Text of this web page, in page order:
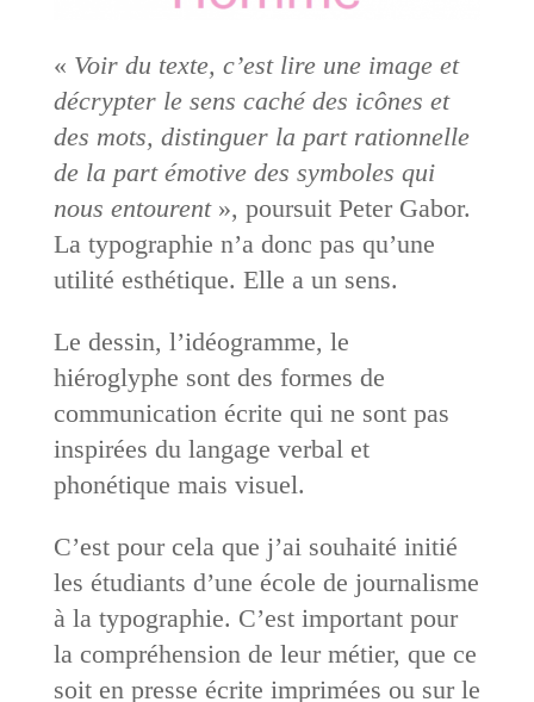
« Voir du texte, c’est lire une image et
décrypter le sens caché des icônes et
des mots, distinguer la part rationnelle
de la part émotive des symboles qui
nous ­entourent», poursuit Peter Gabor.
La typographie n’a donc pas qu’une
utilité esthétique. Elle a un sens.
Le dessin, l’idéogramme, le
hiéroglyphe sont des formes de
communication écrite qui ne sont pas
inspirées du langage verbal et
phonétique mais visuel.
C’est pour cela que j’ai souhaité initié
les étudiants d’une école de journalisme
à la typographie. C’est important pour
la compréhension de leur métier, que ce
soit en presse écrite imprimées ou sur le